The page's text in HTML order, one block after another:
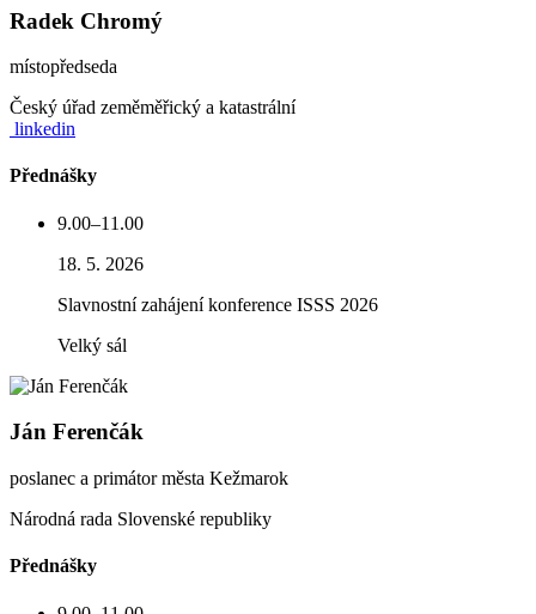
Radek Chromý
místopředseda
Český úřad zeměměřický a katastrální
linkedin
Přednášky
9.00–11.00
18. 5. 2026
Slavnostní zahájení konference ISSS 2026
Velký sál
Ján Ferenčák
poslanec a primátor města Kežmarok
Národná rada Slovenské republiky
Přednášky